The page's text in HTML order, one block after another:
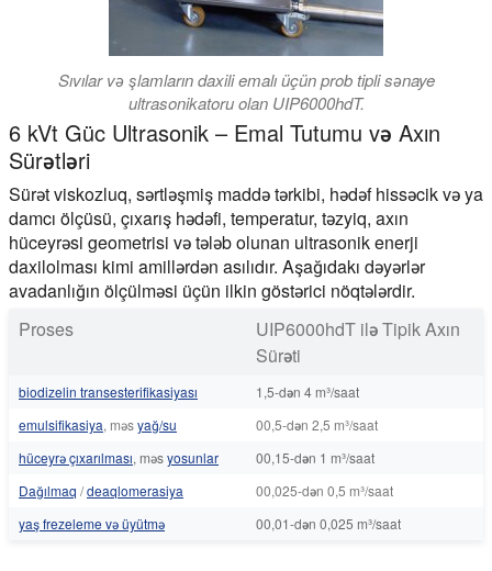
Sıvılar və şlamların daxili emalı üçün prob tipli sənaye
ultrasonikatoru olan UIP6000hdT.
6 kVt Güc Ultrasonik – Emal Tutumu və Axın
Sürətləri
Sürət viskozluq, sərtləşmiş maddə tərkibi, hədəf hissəcik və ya
damcı ölçüsü, çıxarış hədəfi, temperatur, təzyiq, axın
hüceyrəsi geometrisi və tələb olunan ultrasonik enerji
daxilolması kimi amillərdən asılıdır. Aşağıdakı dəyərlər
avadanlığın ölçülməsi üçün ilkin göstərici nöqtələrdir.
Proses
UIP6000hdT ilə Tipik Axın
Sürəti
biodizelin transesterifikasiyası
1,5-dən 4 m³/saat
emulsifikasiya, məsyağ/su
00,5-dən 2,5 m³/saat
hüceyrə çıxarılması, məsyosunlar
00,15-dən 1 m³/saat
Dağılmaq /deaqlomerasiya
00,025-dən 0,5 m³/saat
yaş frezeleme və üyütmə
00,01-dən 0,025 m³/saat